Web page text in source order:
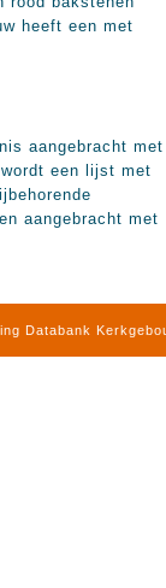
heeft een met
aangebracht met
een lijst met
aangebracht met
Databank